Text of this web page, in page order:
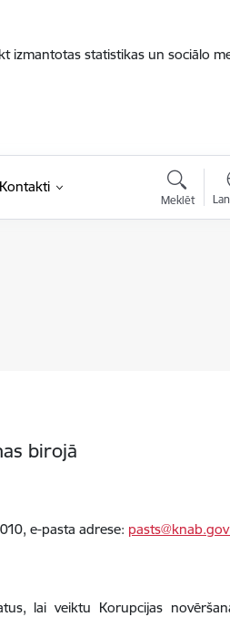
izmantotas statistikas un sociālo
Kontakti
Meklēt
birojā
e-pasta adrese:
lai veiktu Korupcijas